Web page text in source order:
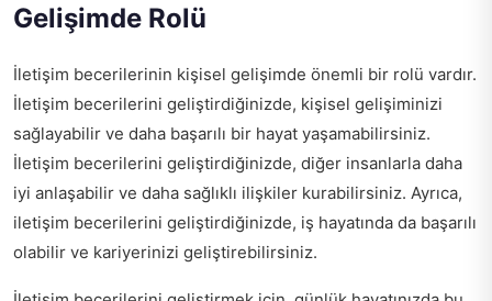
Gelişimde Rolü
İletişim becerilerinin kişisel gelişimde önemli bir rolü vardır.
İletişim becerilerini geliştirdiğinizde, kişisel gelişiminizi
sağlayabilir ve daha başarılı bir hayat yaşamabilirsiniz.
İletişim becerilerini geliştirdiğinizde, diğer insanlarla daha
iyi anlaşabilir ve daha sağlıklı ilişkiler kurabilirsiniz. Ayrıca,
iletişim becerilerini geliştirdiğinizde, iş hayatında da başarılı
olabilir ve kariyerinizi geliştirebilirsiniz.